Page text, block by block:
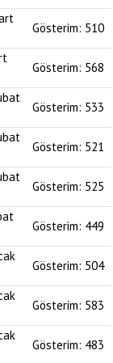
Gösterim: 510
Gösterim: 568
Gösterim: 533
Gösterim: 521
Gösterim: 525
Gösterim: 449
Gösterim: 504
Gösterim: 583
Gösterim: 483